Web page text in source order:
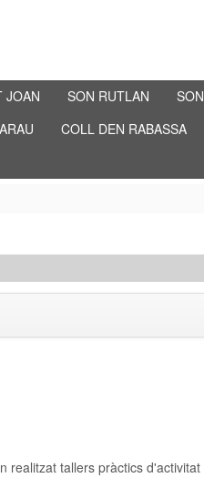
JOAN SON RUTLAN
COLL DEN RABASSA
tallers pràctics